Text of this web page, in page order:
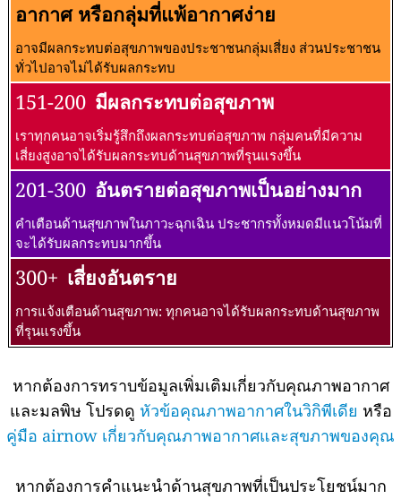
อากาศ หรือกลุ่มที่แพ้อากาศง่าย
อาจมีผลกระทบต่อสุขภาพของประชาชนกลุ่มเสี่ยง ส่วนประชาชน
ทั่วไปอาจไม่ได้รับผลกระทบ
151-200 มีผลกระทบต่อสุขภาพ
เราทุกคนอาจเริ่มรู้สึกถึงผลกระทบต่อสุขภาพ กลุ่มคนที่มีความ
เสี่ยงสูงอาจได้รับผลกระทบด้านสุขภาพที่รุนแรงขึ้น
201-300 อันตรายต่อสุขภาพเป็นอย่างมาก
คำเตือนด้านสุขภาพในภาวะฉุกเฉิน ประชากรทั้งหมดมีแนวโน้มที่
จะได้รับผลกระทบมากขึ้น
300+ เสี่ยงอันตราย
การแจ้งเตือนด้านสุขภาพ: ทุกคนอาจได้รับผลกระทบด้านสุขภาพ
ที่รุนแรงขึ้น
หากต้องการทราบข้อมูลเพิ่มเติมเกี่ยวกับคุณภาพอากาศ
และมลพิษ โปรดดู หัวข้อคุณภาพอากาศในวิกิพีเดีย หรือ
คู่มือ airnow เกี่ยวกับคุณภาพอากาศและสุขภาพของคุณ
หากต้องการคำแนะนำด้านสุขภาพที่เป็นประโยชน์มาก